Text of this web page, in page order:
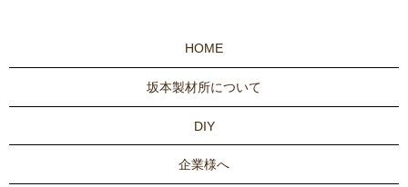
HOME
坂本製材所について
DIY
企業様へ